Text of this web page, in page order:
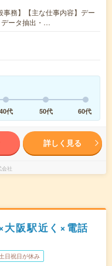
事務】【主な仕事内容】デー
データ抽出・…
40代 50代 60代
詳しく見る
社
大阪駅近く×電話
土日祝日が休み